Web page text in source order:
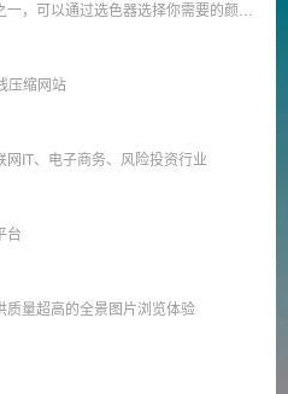
压缩网站
IT、电子商务、风险投资行业
台
质量超高的全景图片浏览体验